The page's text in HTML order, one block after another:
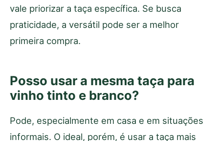
vale priorizar a taça específica. Se busca
praticidade, a versátil pode ser a melhor
primeira compra.
Posso usar a mesma taça para
vinho tinto e branco?
Pode, especialmente em casa e em situações
informais. O ideal, porém, é usar a taça mais